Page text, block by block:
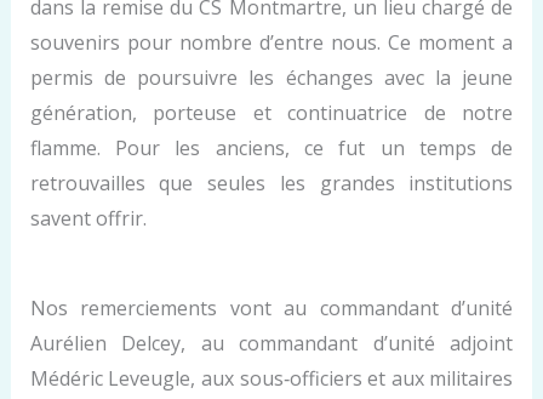
dans la remise du CS Montmartre, un lieu chargé de
souvenirs pour nombre d’entre nous. Ce moment a
permis de poursuivre les échanges avec la jeune
génération, porteuse et continuatrice de notre
flamme. Pour les anciens, ce fut un temps de
retrouvailles que seules les grandes institutions
savent offrir.
Nos remerciements vont au commandant d’unité
Aurélien Delcey, au commandant d’unité adjoint
Médéric Leveugle, aux sous‑officiers et aux militaires